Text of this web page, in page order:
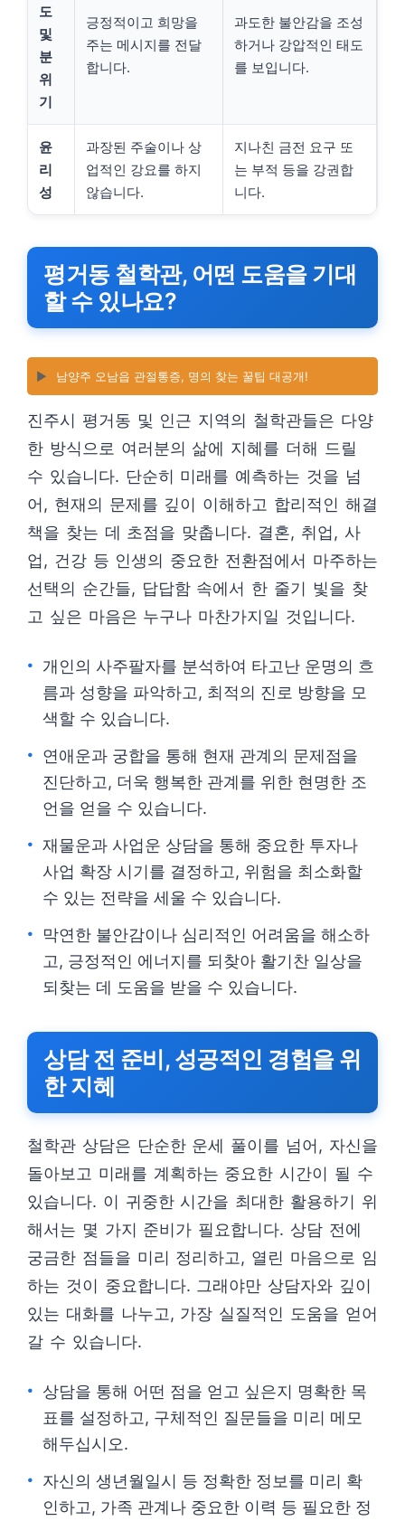
도
및
분
위
기
긍정적이고 희망을
주는 메시지를 전달
합니다.
과도한 불안감을 조성
하거나 강압적인 태도
를 보입니다.
윤
리
성
과장된 주술이나 상
업적인 강요를 하지
않습니다.
지나친 금전 요구 또
는 부적 등을 강권합
니다.
평거동 철학관, 어떤 도움을 기대
할 수 있나요?
▶️ 남양주 오남읍 관절통증, 명의 찾는 꿀팁 대공개!
진주시 평거동 및 인근 지역의 철학관들은 다양
한 방식으로 여러분의 삶에 지혜를 더해 드릴
수 있습니다. 단순히 미래를 예측하는 것을 넘
어, 현재의 문제를 깊이 이해하고 합리적인 해결
책을 찾는 데 초점을 맞춥니다. 결혼, 취업, 사
업, 건강 등 인생의 중요한 전환점에서 마주하는
선택의 순간들, 답답함 속에서 한 줄기 빛을 찾
고 싶은 마음은 누구나 마찬가지일 것입니다.
개인의 사주팔자를 분석하여 타고난 운명의 흐
름과 성향을 파악하고, 최적의 진로 방향을 모
색할 수 있습니다.
연애운과 궁합을 통해 현재 관계의 문제점을
진단하고, 더욱 행복한 관계를 위한 현명한 조
언을 얻을 수 있습니다.
재물운과 사업운 상담을 통해 중요한 투자나
사업 확장 시기를 결정하고, 위험을 최소화할
수 있는 전략을 세울 수 있습니다.
막연한 불안감이나 심리적인 어려움을 해소하
고, 긍정적인 에너지를 되찾아 활기찬 일상을
되찾는 데 도움을 받을 수 있습니다.
상담 전 준비, 성공적인 경험을 위
한 지혜
철학관 상담은 단순한 운세 풀이를 넘어, 자신을
돌아보고 미래를 계획하는 중요한 시간이 될 수
있습니다. 이 귀중한 시간을 최대한 활용하기 위
해서는 몇 가지 준비가 필요합니다. 상담 전에
궁금한 점들을 미리 정리하고, 열린 마음으로 임
하는 것이 중요합니다. 그래야만 상담자와 깊이
있는 대화를 나누고, 가장 실질적인 도움을 얻어
갈 수 있습니다.
상담을 통해 어떤 점을 얻고 싶은지 명확한 목
표를 설정하고, 구체적인 질문들을 미리 메모
해두십시오.
자신의 생년월일시 등 정확한 정보를 미리 확
인하고, 가족 관계나 중요한 이력 등 필요한 정